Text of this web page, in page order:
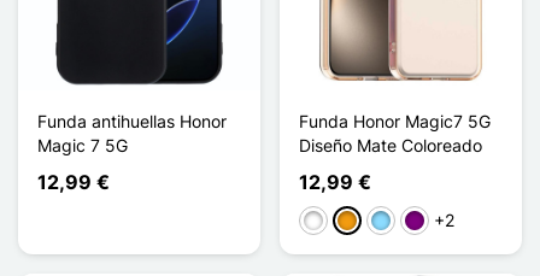
Funda antihuellas Honor
Magic 7 5G
12,99 €
Funda Honor Magic7 5G
Diseño Mate Coloreado
12,99 €
BlancoNaranjaAzul claro
Púrpura
+2